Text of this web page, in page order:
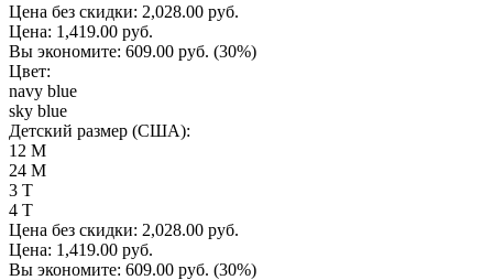
Цена без скидки: 2,028.00 руб.
Цена: 1,419.00 руб.
Вы экономите: 609.00 руб. (30%)
Цвет:
navy blue
sky blue
Детский размер (США):
12 М
24 М
3 Т
4 Т
Цена без скидки: 2,028.00 руб.
Цена: 1,419.00 руб.
Вы экономите: 609.00 руб. (30%)